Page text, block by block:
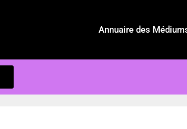
Annuaire des